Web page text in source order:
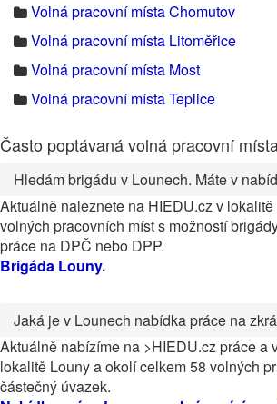
Volná pracovní místa Chomutov
Volná pracovní místa Litoměřice
Volná pracovní místa Most
Volná pracovní místa Teplice
Často poptávaná volná pracovní
Hledám brigádu v Lounech. Máte v
Aktuálně naleznete na HIEDU.cz v
volných pracovních míst s možností
práce na DPČ nebo DPP.
Brigáda Louny.
Jaká je v Lounech nabídka práce na
Aktuálně nabízíme na >HIEDU.cz práce a
lokalitě Louny a okolí celkem 58 volných
částečný úvazek.